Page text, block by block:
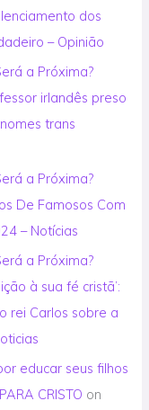
dos
– Opinião
a Próxima?
irlandês preso
trans
a Próxima?
De Famosos Com
– Notícias
a Próxima?
à sua fé cristã’:
rei Carlos sobre a
educar seus filhos
CRISTO on